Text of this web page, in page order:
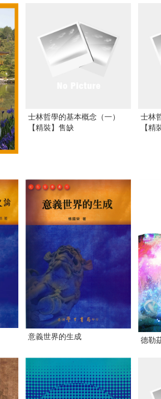
士林哲學的基本概念（一）
【精裝】售缺
士林
【精
意義世界的生成 德勒